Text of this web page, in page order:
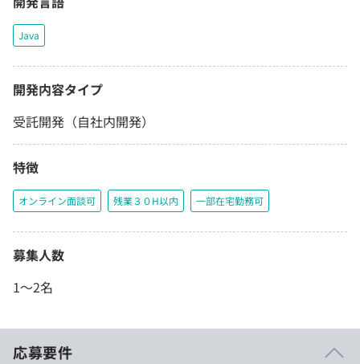
Java
開発内容タイプ
受託開発（自社内開発）
特徴
オンライン面談可 残業３０H以内 一部在宅勤務可
募集人数
1〜2名
応募要件